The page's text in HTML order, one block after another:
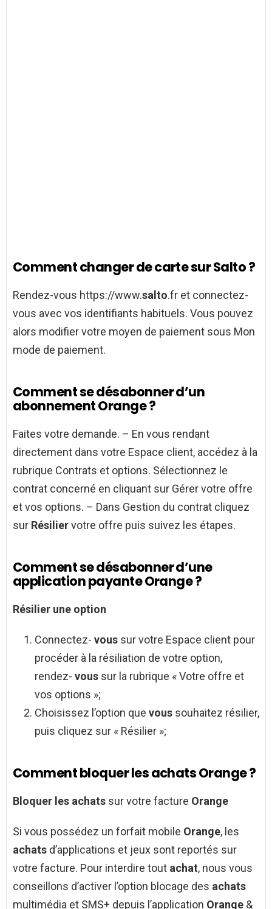
Comment changer de carte sur Salto ?
Rendez-vous https://www.salto.fr et connectez-
vous avec vos identifiants habituels. Vous pouvez
alors modifier votre moyen de paiement sous Mon
mode de paiement.
Comment se désabonner d’un
abonnement Orange ?
Faites votre demande. – En vous rendant
directement dans votre Espace client, accédez à la
rubrique Contrats et options. Sélectionnez le
contrat concerné en cliquant sur Gérer votre offre
et vos options. – Dans Gestion du contrat cliquez
sur Résiliervotre offre puis suivez les étapes.
Comment se désabonner d’une
application payante Orange ?
Résilier une option
Connectez- vous sur votre Espace client pour
procéder à la résiliation de votre option,
rendez- vous sur la rubrique « Votre offre et
vos options »;
Choisissez l’option que vous souhaitez résilier,
puis cliquez sur « Résilier »;
Comment bloquer les achats Orange ?
Bloquer les achats sur votre facture Orange
Si vous possédez un forfait mobile Orange, les
achats d’applications et jeux sont reportés sur
votre facture. Pour interdire tout achat, nous vous
conseillons d’activer l’option blocage des achats
multimédia et SMS+ depuis l’application Orange &